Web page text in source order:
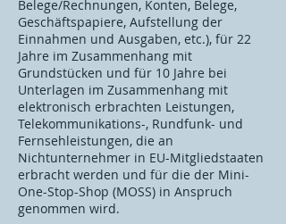
Belege/Rechnungen, Konten, Belege,
Geschäftspapiere, Aufstellung der
Einnahmen und Ausgaben, etc.), für 22
Jahre im Zusammenhang mit
Grundstücken und für 10 Jahre bei
Unterlagen im Zusammenhang mit
elektronisch erbrachten Leistungen,
Telekommunikations-, Rundfunk- und
Fernsehleistungen, die an
Nichtunternehmer in EU-Mitgliedstaaten
erbracht werden und für die der Mini-
One-Stop-Shop (MOSS) in Anspruch
genommen wird.